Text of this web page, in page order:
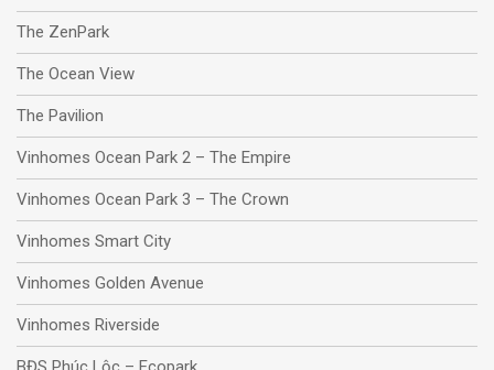
The ZenPark
The Ocean View
The Pavilion
Vinhomes Ocean Park 2 – The Empire
Vinhomes Ocean Park 3 – The Crown
Vinhomes Smart City
Vinhomes Golden Avenue
Vinhomes Riverside